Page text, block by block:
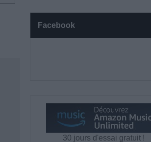
Facebook
30 jours d'essai gratuit !